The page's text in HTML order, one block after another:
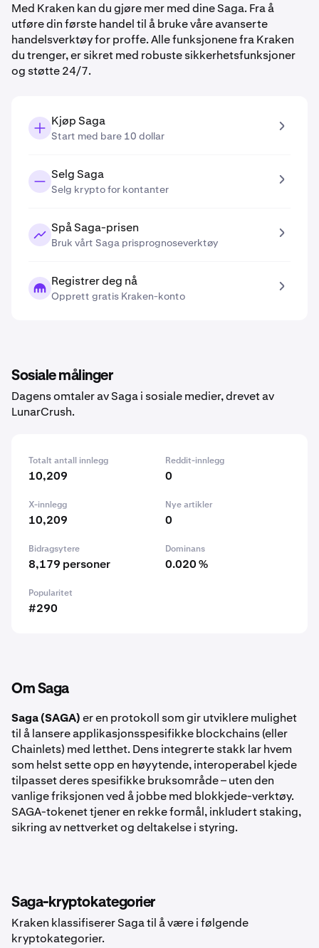
Med Kraken kan du gjøre mer med dine Saga. Fra å
utføre din første handel til å bruke våre avanserte
handelsverktøy for proffe. Alle funksjonene fra Kraken
du trenger, er sikret med robuste sikkerhetsfunksjoner
og støtte 24/7.
Kjøp Saga
Start med bare 10 dollar
Selg Saga
Selg krypto for kontanter
Spå Saga-prisen
Bruk vårt Saga prisprognoseverktøy
Registrer deg nå
Opprett gratis Kraken-konto
Sosiale målinger
Dagens omtaler av Saga i sosiale medier, drevet av
LunarCrush.
Totalt antall innlegg
10,209
Reddit-innlegg
0
X-innlegg
10,209
Nye artikler
0
Bidragsytere
8,179 personer
Dominans
0.020 %
Popularitet
#290
Om Saga
Saga (SAGA)er en protokoll som gir utviklere mulighet
til å lansere applikasjonsspesifikke blockchains (eller
Chainlets) med letthet. Dens integrerte stakk lar hvem
som helst sette opp en høyytende, interoperabel kjede
tilpasset deres spesifikke bruksområde – uten den
vanlige friksjonen ved å jobbe med blokkjede-verktøy.
SAGA-tokenet tjener en rekke formål, inkludert staking,
sikring av nettverket og deltakelse i styring.
Saga-kryptokategorier
Kraken klassifiserer Saga til å være i følgende
kryptokategorier.